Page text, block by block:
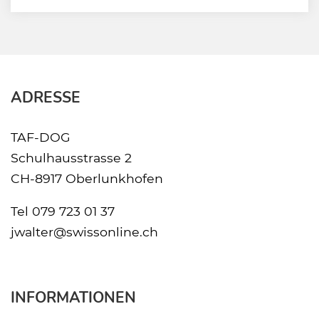
ADRESSE
TAF-DOG
Schulhausstrasse 2
CH-8917 Oberlunkhofen
Tel 079 723 01 37
jwalter@swissonline.ch
INFORMATIONEN